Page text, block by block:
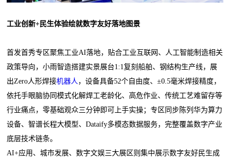
工业创新+民生体验绘就数字友好落地图景
首发首秀专区聚焦工业AI落地，贴合工业互联网、人工智能制造相关
政策导向，小雨智造搭建实景展台1:1复刻船舶、钢结构生产线，展
出Zero人形焊接机器人 ，设备具备52个自由度、±0.5毫米焊接精度，
依托手眼脑协同模式化解焊工老龄化、高危作业、传统工艺难留存等
行业痛点，零基础观众三分钟即可上手实操；专区同步陈列华为算力
设备、智谱长程大模型、Dataify多模态数据服务，完整覆盖数字产业
底层技术链条。
AI+应用、城市发展、数字文娱三大展区则集中展示数字友好民生成